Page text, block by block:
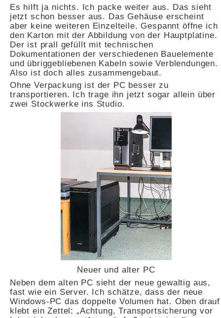
Es hilft ja nichts. Ich packe weiter aus. Das sieht
jetzt schon besser aus. Das Gehäuse erscheint
aber keine weiteren Einzelteile. Gespannt öffne ich
den Karton mit der Abbildung von der Hauptplatine.
Der ist prall gefüllt mit technischen
Dokumentationen der verschiedenen Bauelemente
und übriggebliebenen Kabeln sowie Verblendungen.
Also ist doch alles zusammengebaut.
Ohne Verpackung ist der PC besser zu
transportieren. Ich trage ihn jetzt sogar allein über
zwei Stockwerke ins Studio.
Neuer und alter PC
Neben dem alten PC sieht der neue gewaltig aus,
fast wie ein Server. Ich schätze, dass der neue
Windows-PC das doppelte Volumen hat. Oben drauf
klebt ein Zettel: „Achtung, Transportsicherung vor